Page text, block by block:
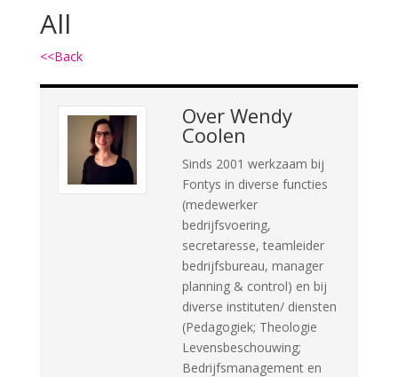
All
<<Back
Over Wendy
Coolen
Sinds 2001 werkzaam bij
Fontys in diverse functies
(medewerker
bedrijfsvoering,
secretaresse, teamleider
bedrijfsbureau, manager
planning & control) en bij
diverse instituten/ diensten
(Pedagogiek; Theologie
Levensbeschouwing;
Bedrijfsmanagement en